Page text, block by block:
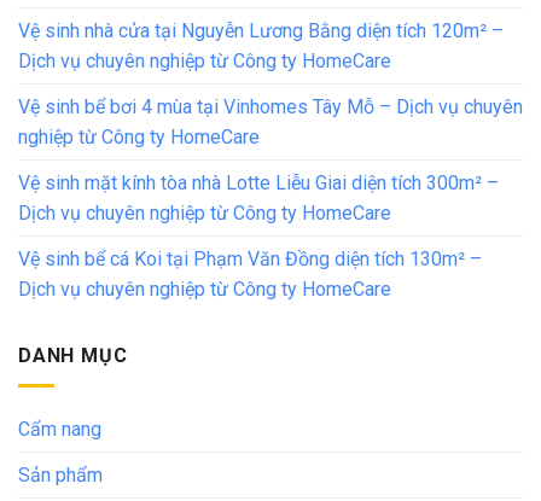
Vệ sinh nhà cửa tại Nguyễn Lương Bằng diện tích 120m² –
Dịch vụ chuyên nghiệp từ Công ty HomeCare
Vệ sinh bể bơi 4 mùa tại Vinhomes Tây Mỗ – Dịch vụ chuyên
nghiệp từ Công ty HomeCare
Vệ sinh mặt kính tòa nhà Lotte Liễu Giai diện tích 300m² –
Dịch vụ chuyên nghiệp từ Công ty HomeCare
Vệ sinh bể cá Koi tại Phạm Văn Đồng diện tích 130m² –
Dịch vụ chuyên nghiệp từ Công ty HomeCare
DANH MỤC
Cẩm nang
Sản phẩm